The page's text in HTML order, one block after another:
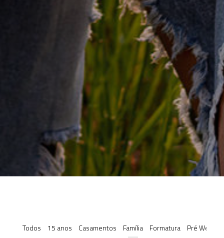
Todos 15 anos Casamentos Família Formatura Pré